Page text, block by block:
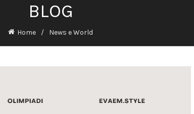
BLOG
Home News e World